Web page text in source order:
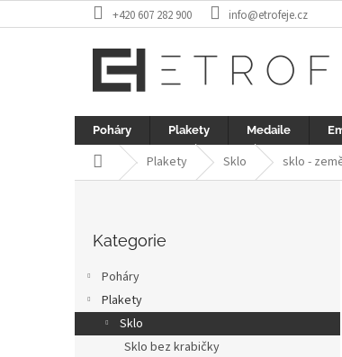
na
+420 607 282 900 info@etrofeje.cz
Poháry Plakety Medaile
Domů Plakety Sklo sklo -
n
kategorie
Kategorie
Poháry
Plakety
Sklo
Sklo bez krabičky